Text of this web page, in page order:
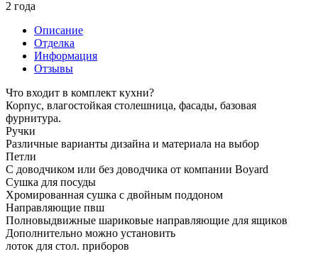
2 года
Описание
Отделка
Информация
Отзывы
Что входит в комплект кухни?
Корпус, влагостойкая столешница, фасады, базовая
фурнитура.
Ручки
Различные варианты дизайна и материала на выбор
Петли
С доводчиком или без доводчика от компании Boyard
Сушка для посуды
Хромированная сушка с двойным поддоном
Направляющие пвш
Полновыдвижные шариковые направляющие для ящиков
Дополнительно можно установить
лоток для стол. приборов